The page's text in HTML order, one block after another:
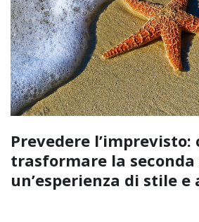
Prevedere l’imprevisto:
trasformare la seconda
un’esperienza di stile e